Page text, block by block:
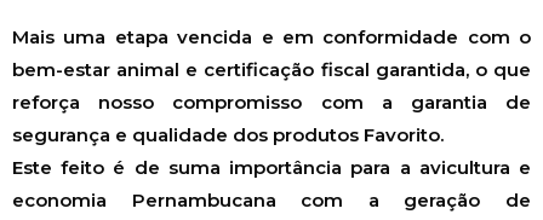
Mais uma etapa vencida e em conformidade com o
bem-estar animal e certificação fiscal garantida, o que
reforça nosso compromisso com a garantia de
segurança e qualidade dos produtos Favorito.
Este feito é de suma importância para a avicultura e
economia Pernambucana com a geração de